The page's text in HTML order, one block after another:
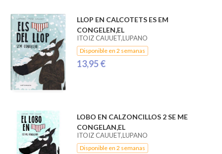
LLOP EN CALCOTETS ES EM
CONGELEN,EL
ITOIZ CAUUET,LUPANO
Disponible en 2 semanas
13,95 €
LOBO EN CALZONCILLOS 2 SE ME
CONGELAN,EL
ITOIZ CAUUET,LUPANO
Disponible en 2 semanas